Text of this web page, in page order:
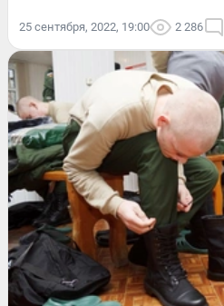
25 сентября, 2022, 19:00 2 286